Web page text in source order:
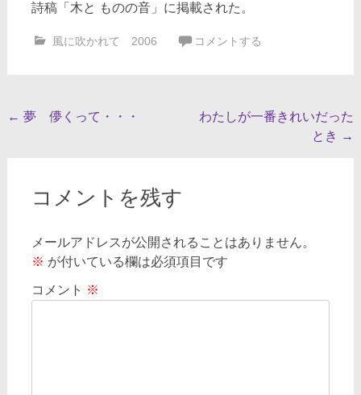
詩稿「木と ものの音」に掲載された。
風に吹かれて 2006 コメントする
投
← 夢 儚くって・・・
わたしが一番きれいだった
とき →
コメントを残す
メールアドレスが公開されることはありません。
※ が付いている欄は必須項目です
コメント ※